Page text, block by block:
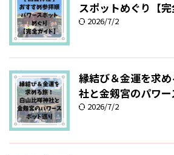
スポットめぐり【完
2026/7/2
縁結び＆金運を求
社と金剱宮のパワ
2026/7/2